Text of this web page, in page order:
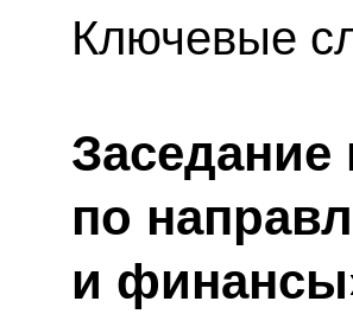
Ключевые
Заседание
по
и